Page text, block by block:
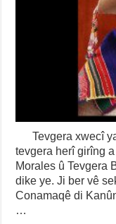
Tevgera xwecî
tevgera herî girîng
Morales û Tevgera
dike ye. Ji ber vê
Conamaqê di
…